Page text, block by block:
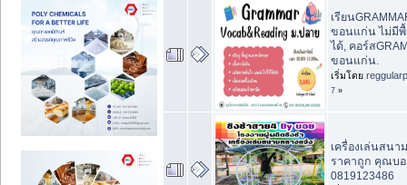
เรียน
ขอนแก่น ไม่มี
ได้, คอร์ส
ขอนแก่น.
เริ่มโดย
7 »
เครื่องเล่นสนา
ราคาถูก คุณบ
0819123486